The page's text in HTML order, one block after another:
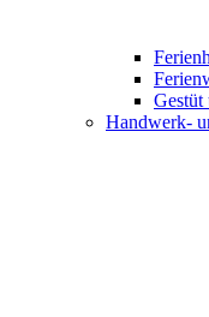
Handwerk-